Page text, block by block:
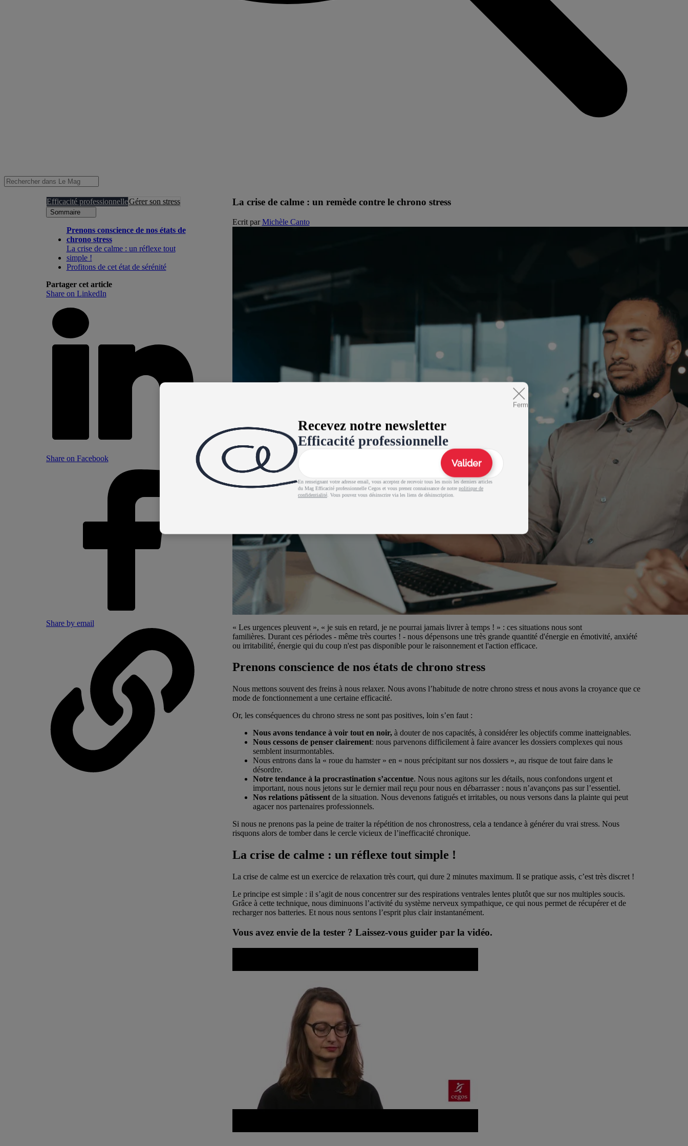
Fermer
Recevez notre newsletter
Efficacité professionnelle
Valider
En renseignant votre adresse email, vous acceptez de recevoir tous les mois les derniers articles
du Mag Efficacité professionnelle Cegos et vous prenez connaissance de notre politique de
confidentialité. Vous pouvez vous désinscrire via les liens de désinscription.
Efficacité professionnelleGérer son stress
Sommaire
Prenons conscience de nos états de
chrono stress
La crise de calme : un réflexe tout
simple !
Profitons de cet état de sérénité
Partager cet article
Share on LinkedIn
Share on Facebook
Share by email
La crise de calme : un remède contre le chrono stress
Ecrit parMichèle Canto
« Les urgences pleuvent », « je suis en retard, je ne pourrai jamais livrer à temps ! » : ces situations nous sont
familières. Durant ces périodes - même très courtes ! - nous dépensons une très grande quantité d'énergie en émotivité, anxiété
ou irritabilité, énergie qui du coup n'est pas disponible pour le raisonnement et l'action efficace.
Prenons conscience de nos états de chrono stress
Nous mettons souvent des freins à nous relaxer. Nous avons l’habitude de notre chrono stress et nous avons la croyance que ce
mode de fonctionnement a une certaine efficacité.
Or, les conséquences du chrono stress ne sont pas positives, loin s’en faut :
Nous avons tendance à voir tout en noir,à douter de nos capacités, à considérer les objectifs comme inatteignables.
Nous cessons de penser clairement: nous parvenons difficilement à faire avancer les dossiers complexes qui nous
semblent insurmontables.
Nous entrons dans la « roue du hamster » en « nous précipitant sur nos dossiers », au risque de tout faire dans le
désordre.
Notre tendance à la procrastination s’accentue. Nous nous agitons sur les détails, nous confondons urgent et
important, nous nous jetons sur le dernier mail reçu pour nous en débarrasser : nous n’avançons pas sur l’essentiel.
Nos relations pâtissentde la situation. Nous devenons fatigués et irritables, ou nous versons dans la plainte qui peut
agacer nos partenaires professionnels.
Si nous ne prenons pas la peine de traiter la répétition de nos chronostress, cela a tendance à générer du vrai stress. Nous
risquons alors de tomber dans le cercle vicieux de l’inefficacité chronique.
La crise de calme : un réflexe tout simple !
La crise de calme est un exercice de relaxation très court, qui dure 2 minutes maximum. Il se pratique assis, c’est très discret !
Le principe est simple : il s’agit de nous concentrer sur des respirations ventrales lentes plutôt que sur nos multiples soucis.
Grâce à cette technique, nous diminuons l’activité du système nerveux sympathique, ce qui nous permet de récupérer et de
recharger nos batteries. Et nous nous sentons l’esprit plus clair instantanément.
Vous avez envie de la tester ? Laissez-vous guider par la vidéo.